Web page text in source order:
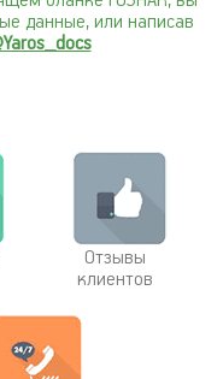
данные, или написав
Отзывы
клиентов